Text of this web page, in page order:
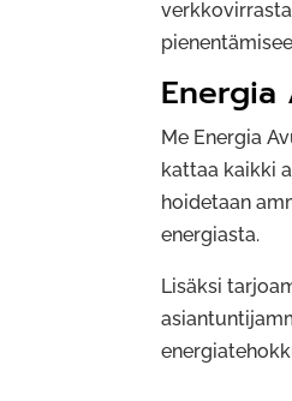
Energia
Me Energia
kattaa kaikki
hoidetaan
energiasta.
Lisäksi